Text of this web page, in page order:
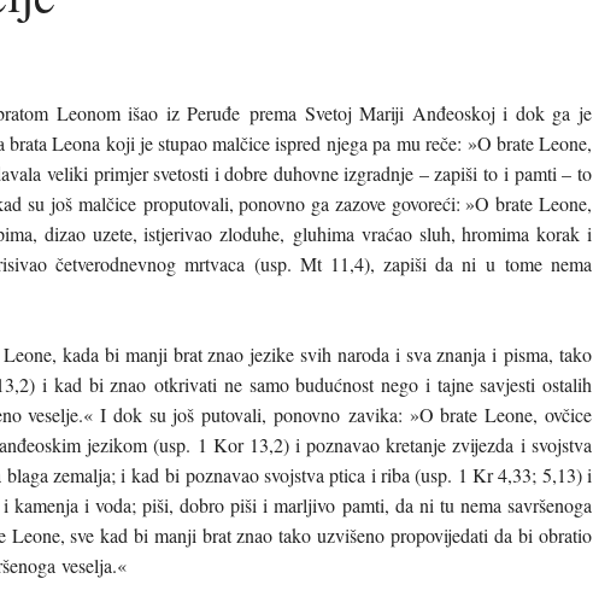
Leonom išao iz Peruđe prema Svetoj Mariji Anđeoskoj i dok ga je
Leona koji je stupao malčice ispred njega pa mu reče: »O brate Leone,
veliki primjer svetosti i dobre duhovne izgradnje – zapiši to i pamti – to
su još malčice proputovali, ponovno ga zazove govoreći: »O brate Leone,
dizao uzete, istjerivao zloduhe, gluhima vraćao sluh, hromima korak i
četverodnevnog mrtvaca (usp. Mt 11,4), zapiši da ni u tome nema
kada bi manji brat znao jezike svih naroda i sva znanja i pisma, tako
i kad bi znao otkrivati ne samo budućnost nego i tajne savjesti ostalih
veselje.« I dok su još putovali, ponovno zavika: »O brate Leone, ovčice
jezikom (usp. 1 Kor 13,2) i poznavao kretanje zvijezda i svojstva
zemalja; i kad bi poznavao svojstva ptica i riba (usp. 1 Kr 4,33; 5,13) i
i voda; piši, dobro piši i marljivo pamti, da ni tu nema savršenoga
Leone, sve kad bi manji brat znao tako uzvišeno propovijedati da bi obratio
veselja.«